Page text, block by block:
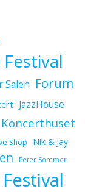
Salen Forum
JazzHouse
Koncerthuset
Shop Nik & Jay
Peter Sommer